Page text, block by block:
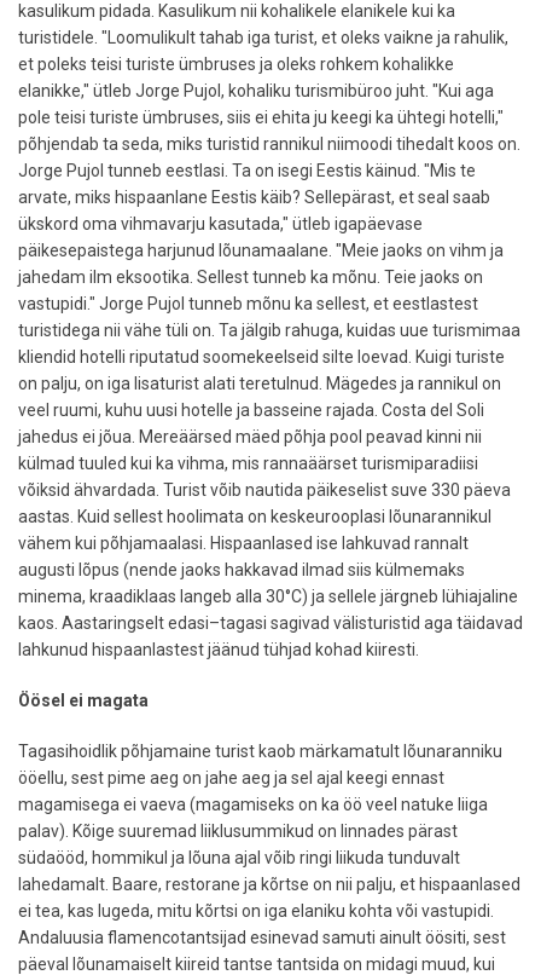
kasulikum pidada. Kasulikum nii kohalikele elanikele kui ka
turistidele. "Loomulikult tahab iga turist, et oleks vaikne ja rahulik,
et poleks teisi turiste ümbruses ja oleks rohkem kohalikke
elanikke," ütleb Jorge Pujol, kohaliku turismibüroo juht. "Kui aga
pole teisi turiste ümbruses, siis ei ehita ju keegi ka ühtegi hotelli,"
põhjendab ta seda, miks turistid rannikul niimoodi tihedalt koos on.
Jorge Pujol tunneb eestlasi. Ta on isegi Eestis käinud. "Mis te
arvate, miks hispaanlane Eestis käib? Sellepärast, et seal saab
ükskord oma vihmavarju kasutada," ütleb igapäevase
päikesepaistega harjunud lõunamaalane. "Meie jaoks on vihm ja
jahedam ilm eksootika. Sellest tunneb ka mõnu. Teie jaoks on
vastupidi." Jorge Pujol tunneb mõnu ka sellest, et eestlastest
turistidega nii vähe tüli on. Ta jälgib rahuga, kuidas uue turismimaa
kliendid hotelli riputatud soomekeelseid silte loevad. Kuigi turiste
on palju, on iga lisaturist alati teretulnud. Mägedes ja rannikul on
veel ruumi, kuhu uusi hotelle ja basseine rajada. Costa del Soli
jahedus ei jõua. Mereäärsed mäed põhja pool peavad kinni nii
külmad tuuled kui ka vihma, mis rannaäärset turismiparadiisi
võiksid ähvardada. Turist võib nautida päikeselist suve 330 päeva
aastas. Kuid sellest hoolimata on keskeurooplasi lõunarannikul
vähem kui põhjamaalasi. Hispaanlased ise lahkuvad rannalt
augusti lõpus (nende jaoks hakkavad ilmad siis külmemaks
minema, kraadiklaas langeb alla 30°C) ja sellele järgneb lühiajaline
kaos. Aastaringselt edasi–tagasi sagivad välisturistid aga täidavad
lahkunud hispaanlastest jäänud tühjad kohad kiiresti.
Öösel ei magata
Tagasihoidlik põhjamaine turist kaob märkamatult lõunaranniku
ööellu, sest pime aeg on jahe aeg ja sel ajal keegi ennast
magamisega ei vaeva (magamiseks on ka öö veel natuke liiga
palav). Kõige suuremad liiklusummikud on linnades pärast
südaööd, hommikul ja lõuna ajal võib ringi liikuda tunduvalt
lahedamalt. Baare, restorane ja kõrtse on nii palju, et hispaanlased
ei tea, kas lugeda, mitu kõrtsi on iga elaniku kohta või vastupidi.
Andaluusia flamencotantsijad esinevad samuti ainult öösiti, sest
päeval lõunamaiselt kiireid tantse tantsida on midagi muud, kui